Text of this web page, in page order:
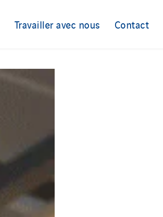
Travailler avec nous Contact